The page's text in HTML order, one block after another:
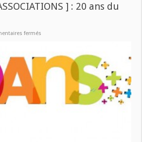
] : 20 ans du
fermés
]
20
ans